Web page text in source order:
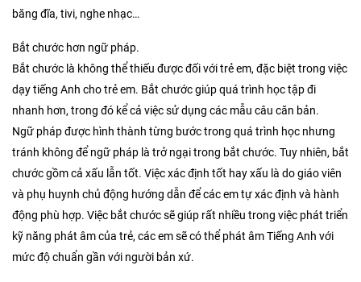
băng đĩa, tivi, nghe nhạc…
Bắt chước hơn ngữ pháp.
Bắt chước là không thể thiếu được đối với trẻ em, đặc biệt trong việc
dạy tiếng Anh cho trẻ em. Bắt chước giúp quá trình học tập đi
nhanh hơn, trong đó kể cả việc sử dụng các mẫu câu căn bản.
Ngữ pháp được hình thành từng bước trong quá trình học nhưng
tránh không để ngữ pháp là trở ngại trong bắt chước. Tuy nhiên, bắt
chước gồm cả xấu lẫn tốt. Việc xác định tốt hay xấu là do giáo viên
và phụ huynh chủ động hướng dẫn để các em tự xác định và hành
động phù hợp. Việc bắt chước sẽ giúp rất nhiều trong việc phát triển
kỹ năng phát âm của trẻ, các em sẽ có thể phát âm Tiếng Anh với
mức độ chuẩn gần với người bản xứ.